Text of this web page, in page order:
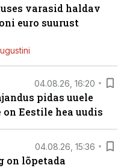
varasid haldav
euro suurust
04.08.26, 16:20
pidas uuele
Eestile hea uudis
04.08.26, 15:36
on lõpetada